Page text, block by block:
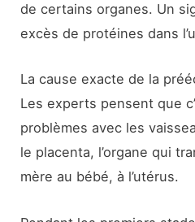
de certains organes. Un
excès de protéines dans
La cause exacte de la
Les experts pensent que
problèmes avec les
le placenta, l’organe qui
mère au bébé, à l’utérus.